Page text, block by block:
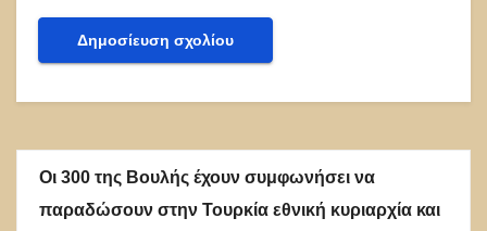
Οι 300 της Βουλής έχουν συμφωνήσει να
παραδώσουν στην Τουρκία εθνική κυριαρχία και